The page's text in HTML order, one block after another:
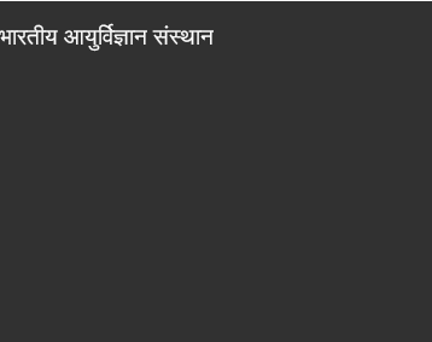
आयुर्विज्ञान संस्थान